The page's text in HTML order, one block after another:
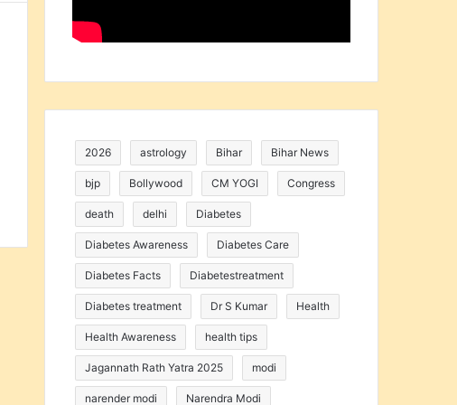
2026 astrology Bihar Bihar News
bjp Bollywood CM YOGI Congress
death delhi Diabetes
Diabetes Awareness Diabetes Care
Diabetes Facts Diabetestreatment
Diabetes treatment Dr S Kumar Health
Health Awareness health tips
Jagannath Rath Yatra 2025 modi
narender modi Narendra Modi